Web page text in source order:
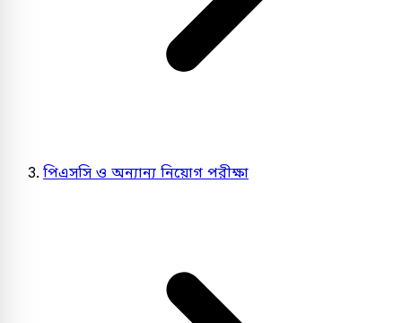
পিএসসি ও অন্যান্য নিয়োগ পরীক্ষা